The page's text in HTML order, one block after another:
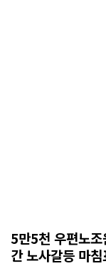
5만5천 우편노
간 노사갈등 마침